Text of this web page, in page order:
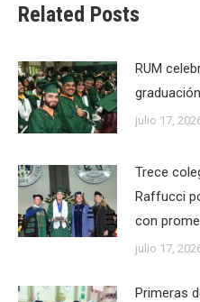
Related Posts
RUM
julio 17,
Trece
Raffucci
con
julio 17,
Primeras